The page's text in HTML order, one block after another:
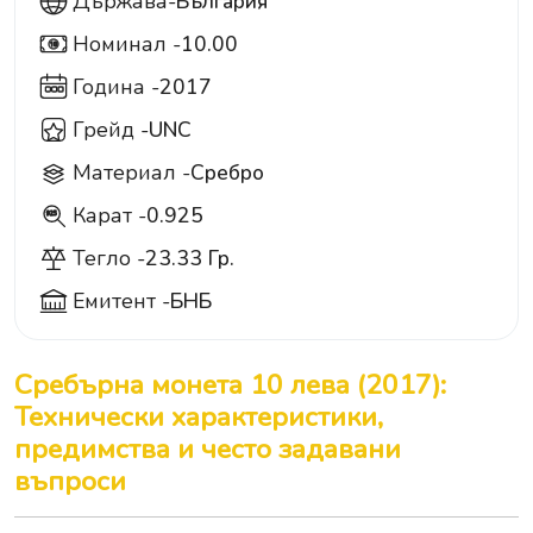
10 Номинал -10.00
Година -2017
Грейд -UNC
Материал -Сребро
925 Карат -0.925
Тегло -23.33 Гр.
Емитент -БНБ
Сребърна монета 10 лева (2017):
Технически характеристики,
предимства и често задавани
въпроси